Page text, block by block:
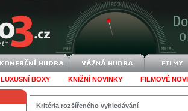
LUXUSNÍ BOXY KNIŽNÍ NOVINKY FILMOVÉ
Kritéria rozšířeného vyhledávání